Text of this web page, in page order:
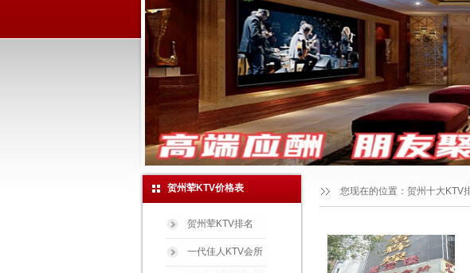
贺州荤KTV价格表
贺州荤KTV排名
一代佳人KTV会所
您现在的位置： 贺州十大KTV